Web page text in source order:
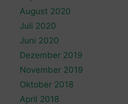
August 2020
Juli 2020
Juni 2020
Dezember 2019
November 2019
Oktober 2018
April 2018